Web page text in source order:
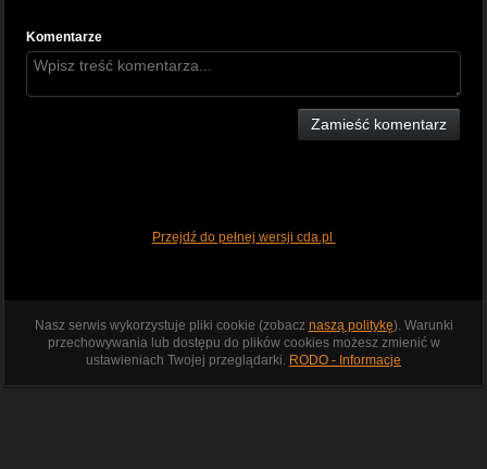
Komentarze
Zamieść komentarz
Przejdź do pełnej wersji cda.pl
Nasz serwis wykorzystuje pliki cookie (zobacz naszą politykę). Warunki
przechowywania lub dostępu do plików cookies możesz zmienić w
ustawieniach Twojej przeglądarki. RODO - Informacje